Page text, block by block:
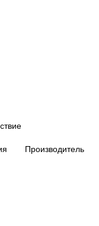
Производитель